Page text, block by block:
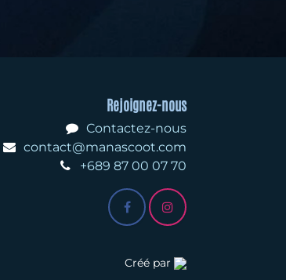
Rejoignez-nous
Contactez-nous
contact@manascoot.com
+689 87 00 07 70
Créé par